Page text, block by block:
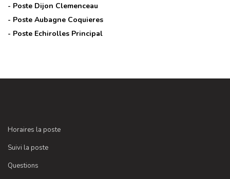
- Poste Dijon Clemenceau
- Poste Aubagne Coquieres
- Poste Echirolles Principal
Horaires la poste
Suivi la poste
Questions